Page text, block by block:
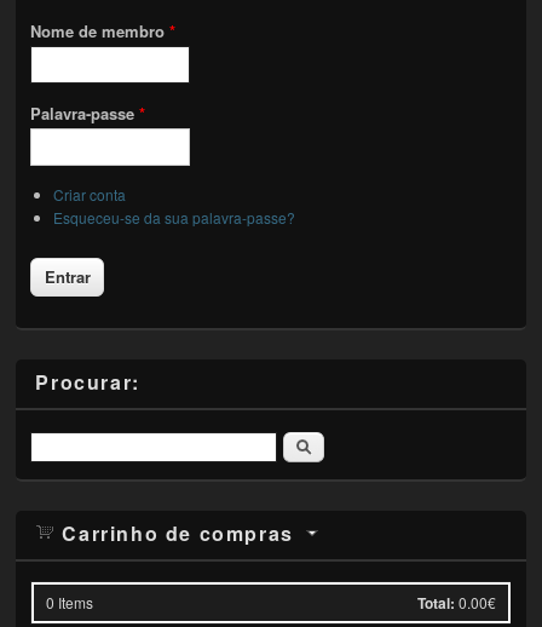
Nome de membro*
Palavra-passe*
Criar conta
Esqueceu-se da sua palavra-passe?
Procurar:
Pesquisar
Carrinho de compras
0 Items Total: 0.00€